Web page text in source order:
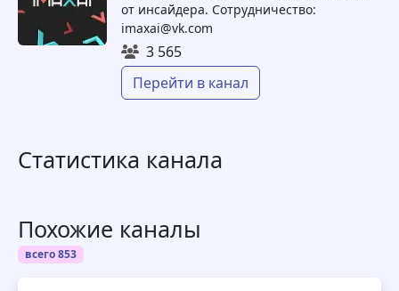
от инсайдера. Сотрудничество:
imaxai@vk.com
3 565
Перейти в канал
Статистика канала
Похожие каналы
всего 853